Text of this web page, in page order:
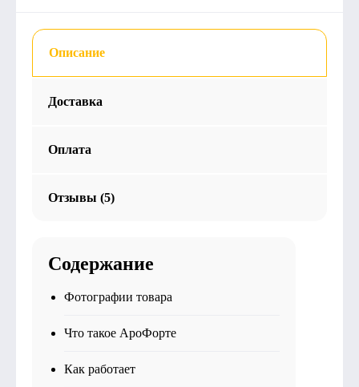
Описание
Доставка
Оплата
Отзывы (5)
Содержание
Фотографии товара
Что такое АроФорте
Как работает